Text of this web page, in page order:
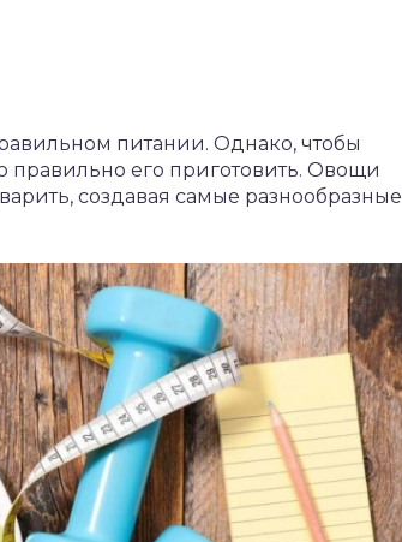
питании. Однако, чтобы
его приготовить. Овощи
создавая самые разнообразные